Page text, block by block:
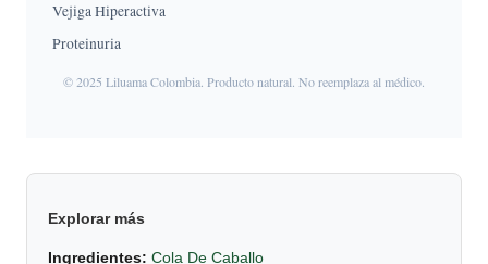
Vejiga Hiperactiva
Proteinuria
© 2025 Liluama Colombia. Producto natural. No reemplaza al médico.
Explorar más
Ingredientes: Cola De Caballo